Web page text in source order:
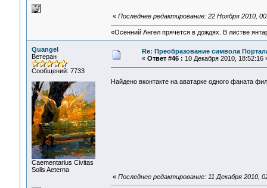
« Последнее редактирование: 22 Ноября 2010,
«Осенний Ангел прячется в дождях. В листве
Quangel
Ветеран
Сообщений: 7733
Сaementarius Civitas
Solis Aeterna
Re: Преобразование символа
« Ответ #46 : 10 Декабря 2010, 18:52:16
Найдено вконтакте на аватарке одного фаната
« Последнее редактирование: 11 Декабря 2010,